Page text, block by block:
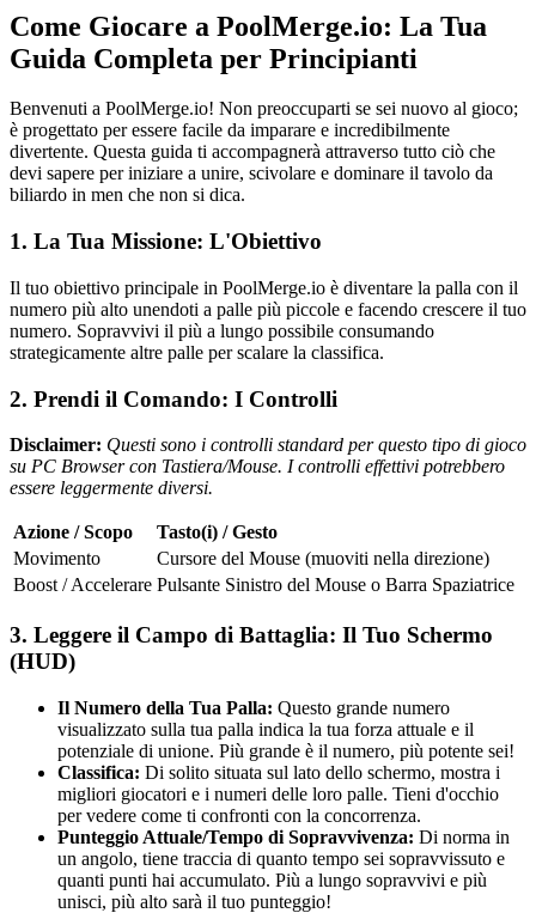
Come Giocare a PoolMerge.io: La Tua
Guida Completa per Principianti
Benvenuti a PoolMerge.io! Non preoccuparti se sei nuovo al gioco;
è progettato per essere facile da imparare e incredibilmente
divertente. Questa guida ti accompagnerà attraverso tutto ciò che
devi sapere per iniziare a unire, scivolare e dominare il tavolo da
biliardo in men che non si dica.
1. La Tua Missione: L'Obiettivo
Il tuo obiettivo principale in PoolMerge.io è diventare la palla con il
numero più alto unendoti a palle più piccole e facendo crescere il tuo
numero. Sopravvivi il più a lungo possibile consumando
strategicamente altre palle per scalare la classifica.
2. Prendi il Comando: I Controlli
Disclaimer: Questi sono i controlli standard per questo tipo di gioco
su PC Browser con Tastiera/Mouse. I controlli effettivi potrebbero
essere leggermente diversi.
Azione / Scopo
Tasto(i) / Gesto
Movimento
Cursore del Mouse (muoviti nella direzione)
Boost / Accelerare Pulsante Sinistro del Mouse o Barra Spaziatrice
3. Leggere il Campo di Battaglia: Il Tuo Schermo
(HUD)
Il Numero della Tua Palla: Questo grande numero
visualizzato sulla tua palla indica la tua forza attuale e il
potenziale di unione. Più grande è il numero, più potente sei!
Classifica: Di solito situata sul lato dello schermo, mostra i
migliori giocatori e i numeri delle loro palle. Tieni d'occhio
per vedere come ti confronti con la concorrenza.
Punteggio Attuale/Tempo di Sopravvivenza: Di norma in
un angolo, tiene traccia di quanto tempo sei sopravvissuto e
quanti punti hai accumulato. Più a lungo sopravvivi e più
unisci, più alto sarà il tuo punteggio!